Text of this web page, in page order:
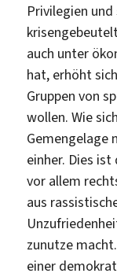
Privilegien
auch unter
hat, erhöht
Gruppen von
wollen. Wie
Gemengelage
einher. Dies
vor allem
aus
zunutze
einer